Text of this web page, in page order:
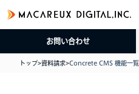
お問い合わせ
トップ>資料請求>Concrete CMS 機能一覧